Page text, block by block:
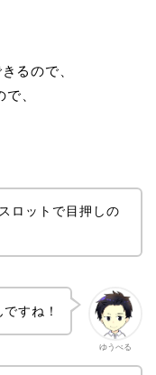
るので、
、
ロットで目押しの
ゆうべる
すね！